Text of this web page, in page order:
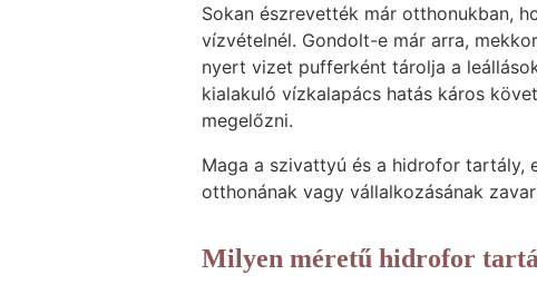
Sokan észrevették már otthonukban,
vízvételnél. Gondolt-e már arra,
nyert vizet pufferként tárolja a
kialakuló vízkalapács hatás káros
megelőzni.
Maga a szivattyú és a hidrofor tartály,
otthonának vagy vállalkozásának
Milyen méretű hidrofor